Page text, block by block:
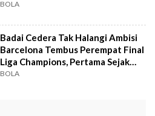
BOLA
Badai Cedera Tak Halangi Ambisi
Barcelona Tembus Perempat Final
Liga Champions, Pertama Sejak
2020
BOLA